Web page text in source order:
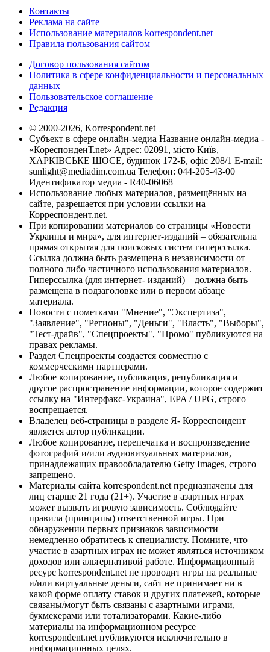
Контакты
Реклама на сайте
Использование материалов korrespondent.net
Правила пользования сайтом
Договор пользования сайтом
Политика в сфере конфиденциальности и персональных
данных
Пользовательское соглашение
Редакция
© 2000-2026, Korrespondent.net
Субъект в сфере онлайн-медиа Название онлайн-медиа -
«КореспонденТ.net» Адрес: 02091, місто Київ,
ХАРКІВСЬКЕ ШОСЕ, будинок 172-Б, офіс 208/1 E-mail:
sunlight@mediadim.com.ua Телефон: 044-205-43-00
Идентификатор медиа - R40-06068
Использование любых материалов, размещённых на
сайте, разрешается при условии ссылки на
Корреспондент.net.
При копировании материалов со страницы «Новости
Украины и мира», для интернет-изданий – обязательна
прямая открытая для поисковых систем гиперссылка.
Ссылка должна быть размещена в независимости от
полного либо частичного использования материалов.
Гиперссылка (для интернет- изданий) – должна быть
размещена в подзаголовке или в первом абзаце
материала.
Новости с пометками "Мнение", "Экспертиза",
"Заявление", "Регионы", "Деньги", "Власть", "Выборы",
"Тест-драйв", "Спецпроекты", "Промо" публикуются на
правах рекламы.
Раздел Спецпроекты создается совместно с
коммерческими партнерами.
Любое копирование, публикация, републикация и
другое распространение информации, которое содержит
ссылку на "Интерфакс-Украина", EPA / UPG, строго
воспрещается.
Владелец веб-страницы в разделе Я- Корреспондент
является автор публикации.
Любое копирование, перепечатка и воспроизведение
фотографий и/или аудиовизуальных материалов,
принадлежащих правообладателю Getty Images, строго
запрещено.
Материалы сайта korrespondent.net предназначены для
лиц старше 21 года (21+). Участие в азартных играх
может вызвать игровую зависимость. Соблюдайте
правила (принципы) ответственной игры. При
обнаружении первых признаков зависимости
немедленно обратитесь к специалисту. Помните, что
участие в азартных играх не может являться источником
доходов или альтернативой работе. Информационный
ресурс korrespondent.net не проводит игры на реальные
и/или виртуальные деньги, сайт не принимает ни в
какой форме оплату ставок и других платежей, которые
связаны/могут быть связаны с азартными играми,
букмекерами или тотализаторами. Какие-либо
материалы на информационном ресурсе
korrespondent.net публикуются исключительно в
информационных целях.